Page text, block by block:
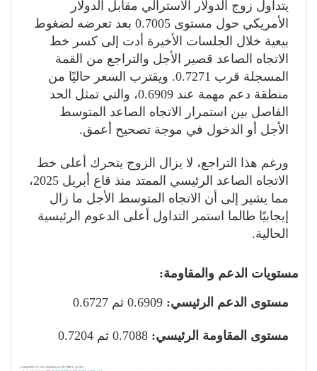
يتداول زوج الدولار الأسترالي مقابل الدولار
الأمريكي حول مستوى 0.7005 بعد تعرضه لضغوط
بيعية خلال الجلسات الأخيرة أدت إلى كسر خط
الاتجاه الصاعد قصير الأجل والتراجع من القمة
المسجلة قرب 0.7271. ويقترب السعر حاليًا من
منطقة دعم مهمة عند 0.6909، والتي تمثل الحد
الفاصل بين استمرار الاتجاه الصاعد المتوسط
الأجل أو الدخول في موجة تصحيح أعمق.
ورغم هذا التراجع، لا يزال الزوج يتحرك أعلى خط
الاتجاه الصاعد الرئيسي الممتد منذ قاع أبريل 2025،
مما يشير إلى أن الاتجاه المتوسط الأجل ما زال
إيجابيًا طالما استمر التداول أعلى الدعوم الرئيسية
الحالية.
مستويات الدعم والمقاومة:
مستوى الدعم الرئيسي:
مستوى المقاومة الرئيسي: